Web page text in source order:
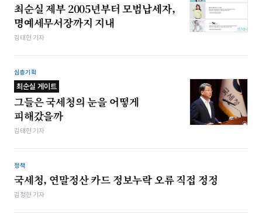
최순실 제부 2005년부터 모범납세자,
명예세무서장까지 지내
김태현 기자
심층기획
최순실 게이트
그들은 국세청의 눈을 어떻게
피해갔을까
김태현 기자
정책
국세청, 연말정산 카드 정보누락 오류 직접 정정
김정현 기자